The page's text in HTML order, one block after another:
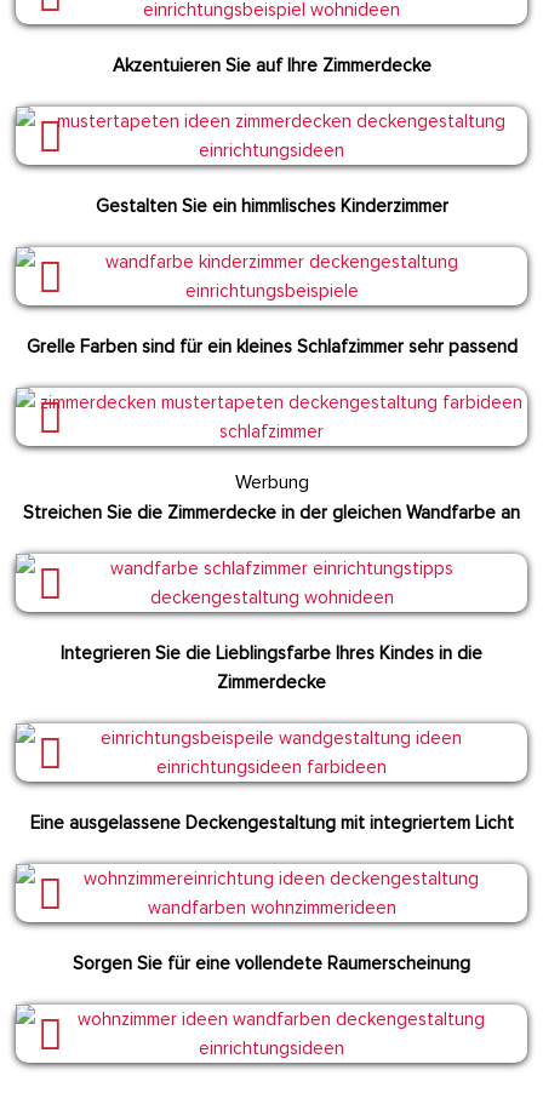
Akzentuieren Sie auf Ihre Zimmerdecke
Gestalten Sie ein himmlisches Kinderzimmer
Grelle Farben sind für ein kleines Schlafzimmer sehr passend
Werbung
Streichen Sie die Zimmerdecke in der gleichen Wandfarbe an
Integrieren Sie die Lieblingsfarbe Ihres Kindes in die
Zimmerdecke
Eine ausgelassene Deckengestaltung mit integriertem Licht
Sorgen Sie für eine vollendete Raumerscheinung